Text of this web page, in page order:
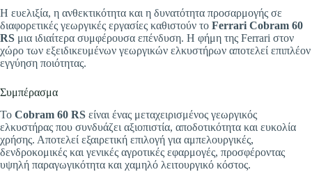
Η ευελιξία, η ανθεκτικότητα και η δυνατότητα προσαρμογής σε
διαφορετικές γεωργικές εργασίες καθιστούν το Ferrari Cobram 60
RS μια ιδιαίτερα συμφέρουσα επένδυση. Η φήμη της Ferrari στον
χώρο των εξειδικευμένων γεωργικών ελκυστήρων αποτελεί επιπλέον
εγγύηση ποιότητας.
Συμπέρασμα
Το Cobram 60 RS είναι ένας μεταχειρισμένος γεωργικός
ελκυστήρας που συνδυάζει αξιοπιστία, αποδοτικότητα και ευκολία
χρήσης. Αποτελεί εξαιρετική επιλογή για αμπελουργικές,
δενδροκομικές και γενικές αγροτικές εφαρμογές, προσφέροντας
υψηλή παραγωγικότητα και χαμηλό λειτουργικό κόστος.